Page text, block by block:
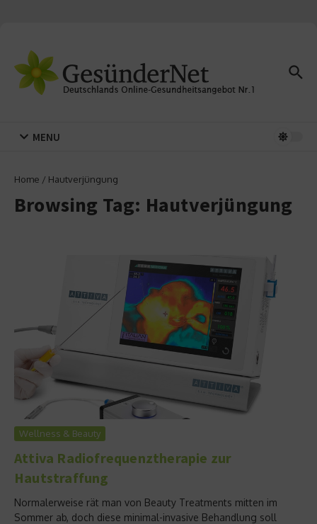
MENU
Home / Hautverjüngung
Browsing Tag: Hautverjüngung
Wellness & Beauty
Attiva Radiofrequenztherapie zur
Hautstraffung
Normalerweise rät man von Beauty Treatments mitten im
Sommer ab, doch diese minimal-invasive Behandlung soll